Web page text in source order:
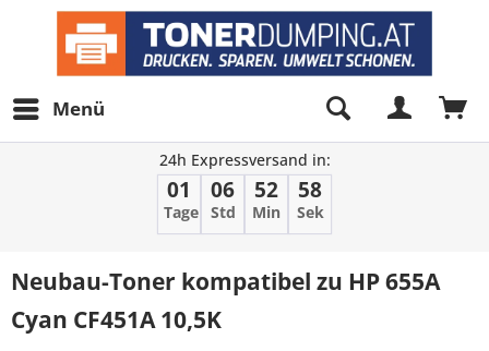
Menü
24h Expressversand in:
01
Tage
06
Std
52
Min
58
Sek
Neubau-Toner kompatibel zu HP 655A
Cyan CF451A 10,5K